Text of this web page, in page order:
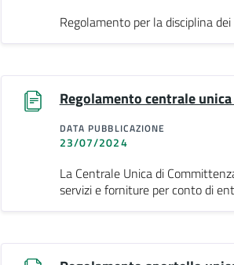
Regolamento per la disciplina
Regolamento centrale
DATA PUBBLICAZIONE
23/07/2024
La Centrale Unica di
servizi e forniture per conto di